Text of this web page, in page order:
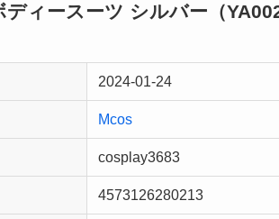
ディースーツ シルバー（
2024-01-24
Mcos
cosplay3683
4573126280213